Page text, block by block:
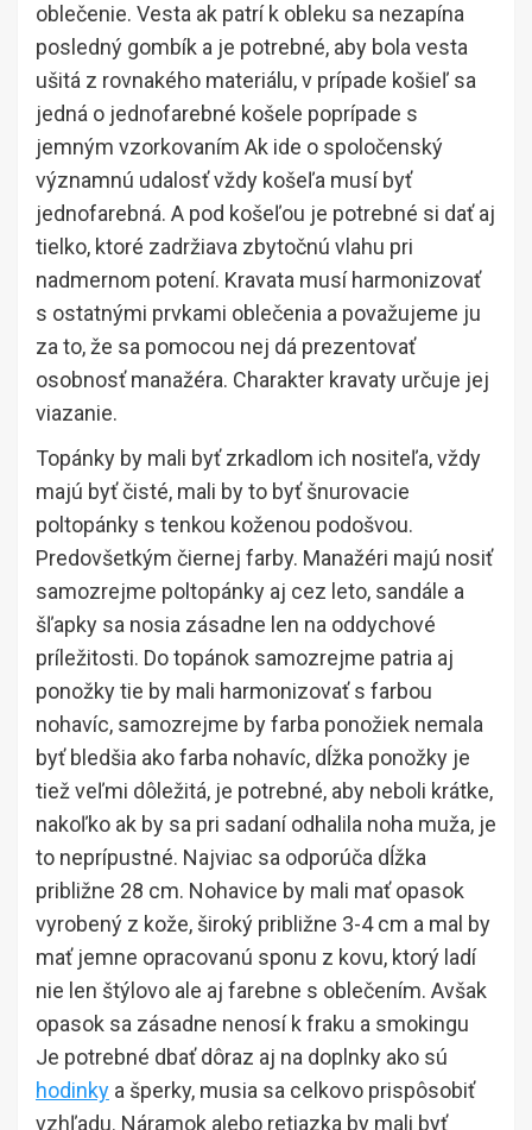
oblečenie. Vesta ak patrí k obleku sa nezapína
posledný gombík a je potrebné, aby bola vesta
ušitá z rovnakého materiálu, v prípade košieľ sa
jedná o jednofarebné košele poprípade s
jemným vzorkovaním Ak ide o spoločenský
významnú udalosť vždy košeľa musí byť
jednofarebná. A pod košeľou je potrebné si dať aj
tielko, ktoré zadržiava zbytočnú vlahu pri
nadmernom potení. Kravata musí harmonizovať
s ostatnými prvkami oblečenia a považujeme ju
za to, že sa pomocou nej dá prezentovať
osobnosť manažéra. Charakter kravaty určuje jej
viazanie.
Topánky by mali byť zrkadlom ich nositeľa, vždy
majú byť čisté, mali by to byť šnurovacie
poltopánky s tenkou koženou podošvou.
Predovšetkým čiernej farby. Manažéri majú nosiť
samozrejme poltopánky aj cez leto, sandále a
šľapky sa nosia zásadne len na oddychové
príležitosti. Do topánok samozrejme patria aj
ponožky tie by mali harmonizovať s farbou
nohavíc, samozrejme by farba ponožiek nemala
byť bledšia ako farba nohavíc, dĺžka ponožky je
tiež veľmi dôležitá, je potrebné, aby neboli krátke,
nakoľko ak by sa pri sadaní odhalila noha muža, je
to neprípustné. Najviac sa odporúča dĺžka
približne 28 cm. Nohavice by mali mať opasok
vyrobený z kože, široký približne 3-4 cm a mal by
mať jemne opracovanú sponu z kovu, ktorý ladí
nie len štýlovo ale aj farebne s oblečením. Avšak
opasok sa zásadne nenosí k fraku a smokingu
Je potrebné dbať dôraz aj na doplnky ako sú
hodinky a šperky, musia sa celkovo prispôsobiť
vzhľadu. Náramok alebo retiazka by mali byť